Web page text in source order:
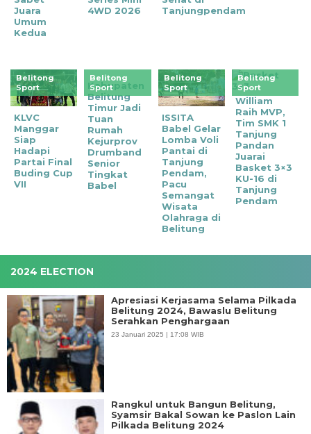
Juara
Umum
Kedua
4WD 2026
Tanjungpendam
Belitong
Sport
KLVC
Manggar
Siap
Hadapi
Partai Final
Buding Cup
VII
Belitong
Sport
Kabupaten
Belitung
Timur Jadi
Tuan
Rumah
Kejurprov
Drumband
Senior
Tingkat
Babel
Belitong
Sport
ISSITA
Babel Gelar
Lomba Voli
Pantai di
Tanjung
Pendam,
Pacu
Semangat
Wisata
Olahraga di
Belitung
Belitong
Sport
William
Raih MVP,
Tim SMK 1
Tanjung
Pandan
Juarai
Basket 3×3
KU-16 di
Tanjung
Pendam
2024 ELECTION
Apresiasi Kerjasama Selama Pilkada
Belitung 2024, Bawaslu Belitung
Serahkan Penghargaan
23 Januari 2025 | 17:08 WIB
Rangkul untuk Bangun Belitung,
Syamsir Bakal Sowan ke Paslon Lain
Pilkada Belitung 2024